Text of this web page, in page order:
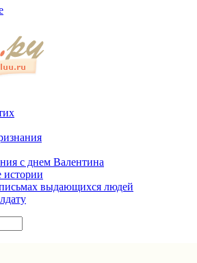
с днем Валентина
выдающихся людей